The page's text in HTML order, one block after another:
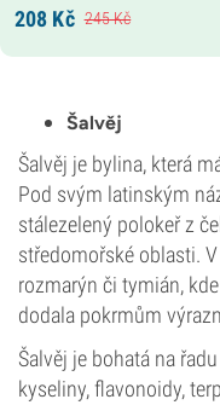
208 Kč 245Kč
Šalvěj
Šalvěj je bylina, která
Pod svým latinským
stálezelený polokeř z
středomořské oblasti.
rozmarýn či tymián,
dodala pokrmům
Šalvěj je bohatá na
kyseliny, flavonoidy,